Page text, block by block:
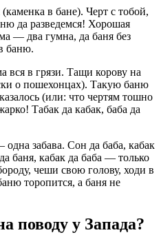
(каменка в бане). Черт с тобой,
да разведемся! Хорошая
— два гумна, да баня без
баню.
вся в грязи. Тащи корову на
о пошехонцах). Такую баню
(или: что чертям тошно
Табак да кабак, баба да
забава. Сон да баба, кабак
баня, кабак да баба — только
чеши свою голову, ходи в
торопится, а баня не
поводу у Запада?